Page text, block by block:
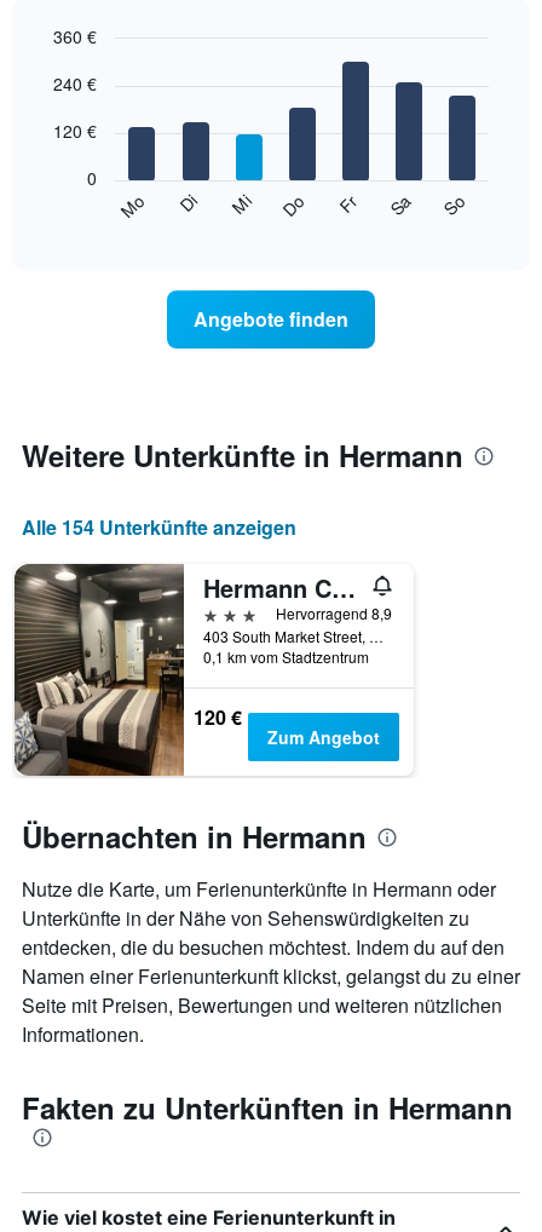
chart
bars.
durchschnittlichen
jeweiligen
Wochentag.
hat
X-
Achse,
die
die
Wochentage
anzeigt.
Das
Diagramm
hat
Achse,
die
den
durchschnittlichen
Zimmerpreis
anzeigt.
graphic.
Mo Di Mi Do Fr Sa So
0
120 €
240 €
360 €
Angebote finden
Weitere Unterkünfte in Hermann
Alle 154 Unterkünfte anzeigen
Hermann Crown Suites
3 Sterne
Hervorragend 8,9
403 South Market Street, Hermann, MO, USA
0,1 km vom Stadtzentrum
120 €
Zum Angebot
Übernachten in Hermann
Nutze die Karte, um Ferienunterkünfte in Hermann oder
Unterkünfte in der Nähe von Sehenswürdigkeiten zu
entdecken, die du besuchen möchtest. Indem du auf den
Namen einer Ferienunterkunft klickst, gelangst du zu einer
Seite mit Preisen, Bewertungen und weiteren nützlichen
Informationen.
Fakten zu Unterkünften in Hermann
Wie viel kostet eine Ferienunterkunft in